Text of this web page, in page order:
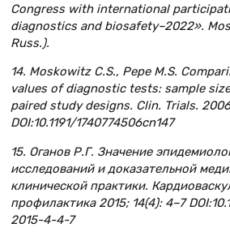
Congress with international
diagnostics and biosafety–2022».
Russ.).
14. Moskowitz C.S., Pepe M.S.
values of diagnostic tests: sample
paired study designs. Clin. Trials.
DOI:10.1191/1740774506cn147
15. Оганов Р.Г. Значение
исследований и доказательной
клинической практики.
профилактика 2015; 14(4): 4–7
2015-4-4-7